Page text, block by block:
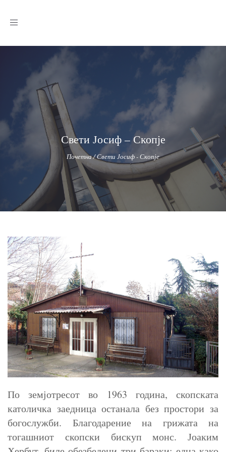
Toggle
Свети Јосиф – Скопје
Почетна/Свети Јосиф - Скопје
По земјотресот во 1963 година, скопската
католичка заедница останала без простори за
богослужби. Благодарение на грижата на
тогашниот скопски бискуп монс. Јоаким